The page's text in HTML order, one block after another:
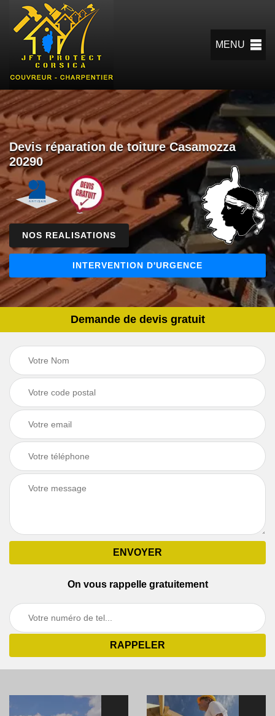
MENU
Devis réparation de toiture Casamozza
20290
NOS REALISATIONS
INTERVENTION D'URGENCE
Demande de devis gratuit
On vous rappelle gratuitement